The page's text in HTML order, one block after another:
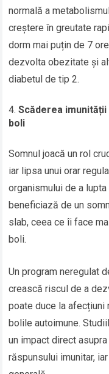
normală a
creștere în greutate
dorm mai puțin de 7
dezvolta obezitate și
diabetul de tip 2.
Scăderea
boli
Somnul joacă un rol
iar lipsa unui orar
organismului de a
beneficiază de un
slab, ceea ce îi face
boli.
Un program neregulat
crească riscul de a
poate duce la afecțiuni
bolile autoimune.
un impact direct
răspunsului imunitar,